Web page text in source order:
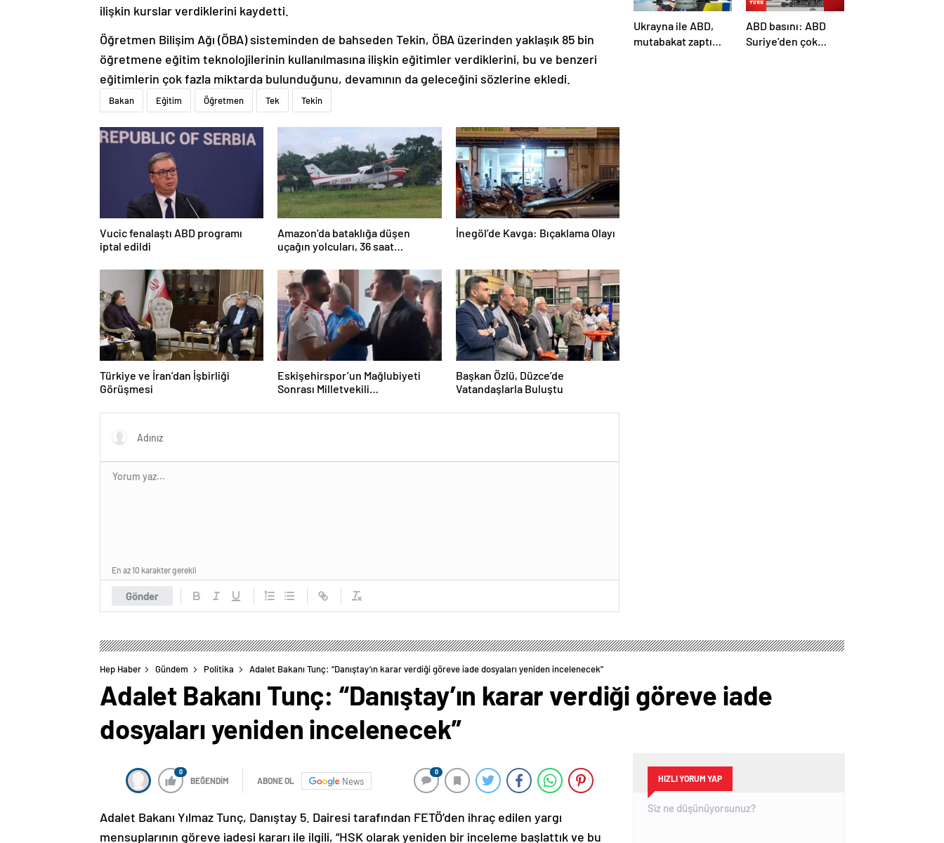
ilişkin kurslar verdiklerini kaydetti.
Öğretmen Bilişim Ağı (ÖBA) sisteminden de bahseden Tekin, ÖBA üzerinden yaklaşık 85 bin
öğretmene eğitim teknolojilerinin kullanılmasına ilişkin eğitimler verdiklerini, bu ve benzeri
eğitimlerin çok fazla miktarda bulunduğunu, devamının da geleceğini sözlerine ekledi.
Bakan Eğitim Öğretmen Tek Tekin
Vucic fenalaştı ABD programı
iptal edildi
Amazon’da bataklığa düşen
uçağın yolcuları, 36 saat
İnegöl’de Kavga: Bıçaklama Olayı
Türkiye ve İran’dan İşbirliği
Görüşmesi
Eskişehirspor’un Mağlubiyeti
Sonrası Milletvekili
Başkan Özlü, Düzce’de
Vatandaşlarla Buluştu
Gönder
En az 10 karakter gerekli
Ukrayna ile ABD,
mutabakat zaptı
ABD basını: ABD
Suriye’den çok
Hep Haber Gündem Politika Adalet Bakanı Tunç: “Danıştay’ın karar verdiği göreve iade dosyaları yeniden incelenecek”
Adalet Bakanı Tunç: “Danıştay’ın karar verdiği göreve iade
dosyaları yeniden incelenecek”
0
BEĞENDİM ABONE OL News
0
Adalet Bakanı Yılmaz Tunç, Danıştay 5. Dairesi tarafından FETÖ’den ihraç edilen yargı
mensuplarının göreve iadesi kararı ile ilgili, “HSK olarak yeniden bir inceleme başlattık ve bu
HIZLI YORUM YAP